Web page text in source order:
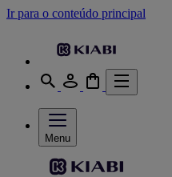
Ir para o conteúdo principal
Menu